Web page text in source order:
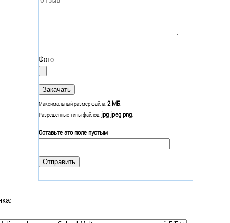
Фото
Максимальный размер файла:2 МБ
Разрешённые типы файлов: jpg jpeg png
Оставьте это поле пустым